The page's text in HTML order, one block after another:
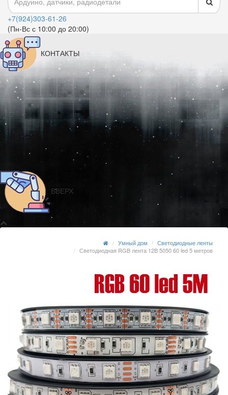
+7(924)303-61-26
(Пн-Вс с 10:00 до 20:00)
КОНТАКТЫ
ВВЕРХ
Умный дом
Светодиодные ленты
Светодиодная RGB лента 12В 5050 60 led 5 метров